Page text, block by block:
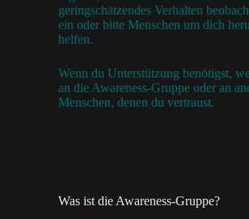
geringschätzendes Verhalten
ein oder bitte Menschen um dich
helfen.
Wenn du Unterstützung benötigst,
an die Awareness-Gruppe oder an
Menschen, denen du vertraust.
Was ist die Awareness-Gruppe?